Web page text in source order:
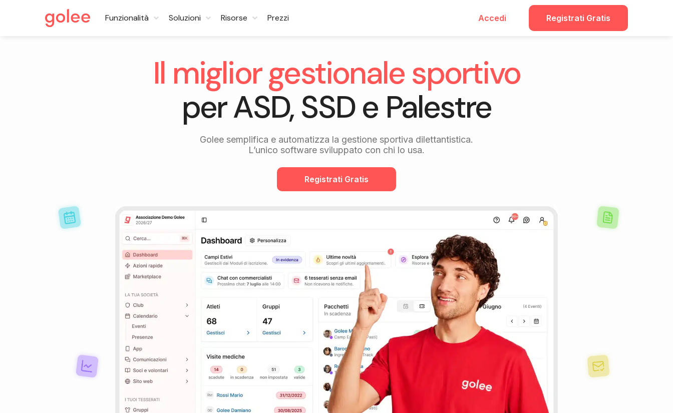
Funzionalità Soluzioni Risorse Prezzi Accedi Registrati Gratis
Il miglior gestionale sportivo
per ASD, SSD e Palestre
Golee semplifica e automatizza la gestione sportiva dilettantistica.
L’unico software sviluppato con chi lo usa.
Registrati Gratis